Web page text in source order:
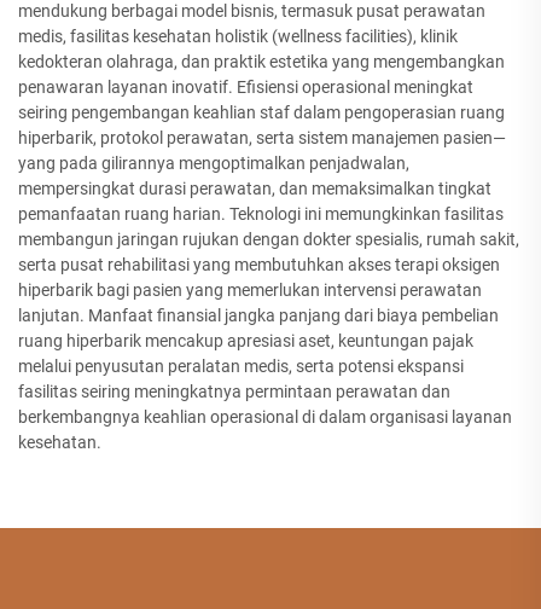
mendukung berbagai model bisnis, termasuk pusat perawatan
medis, fasilitas kesehatan holistik (wellness facilities), klinik
kedokteran olahraga, dan praktik estetika yang mengembangkan
penawaran layanan inovatif. Efisiensi operasional meningkat
seiring pengembangan keahlian staf dalam pengoperasian ruang
hiperbarik, protokol perawatan, serta sistem manajemen pasien—
yang pada gilirannya mengoptimalkan penjadwalan,
mempersingkat durasi perawatan, dan memaksimalkan tingkat
pemanfaatan ruang harian. Teknologi ini memungkinkan fasilitas
membangun jaringan rujukan dengan dokter spesialis, rumah sakit,
serta pusat rehabilitasi yang membutuhkan akses terapi oksigen
hiperbarik bagi pasien yang memerlukan intervensi perawatan
lanjutan. Manfaat finansial jangka panjang dari biaya pembelian
ruang hiperbarik mencakup apresiasi aset, keuntungan pajak
melalui penyusutan peralatan medis, serta potensi ekspansi
fasilitas seiring meningkatnya permintaan perawatan dan
berkembangnya keahlian operasional di dalam organisasi layanan
kesehatan.